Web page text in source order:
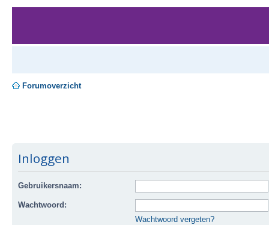
Forumoverzicht
Inloggen
Gebruikersnaam:
Wachtwoord:
Wachtwoord vergeten?